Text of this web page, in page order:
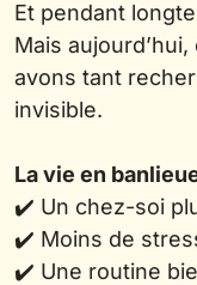
Et pendant
Mais
avons tant
invisible.
La vie en
✔️ Un chez-soi
✔️ Moins de
✔️ Une routine